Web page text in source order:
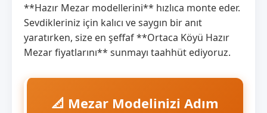
**Hazır Mezar modellerini** hızlıca monte eder.
Sevdikleriniz için kalıcı ve saygın bir anıt
yaratırken, size en şeffaf **Ortaca Köyü Hazır
Mezar fiyatlarını** sunmayı taahhüt ediyoruz.
📐 Mezar Modelinizi Adım